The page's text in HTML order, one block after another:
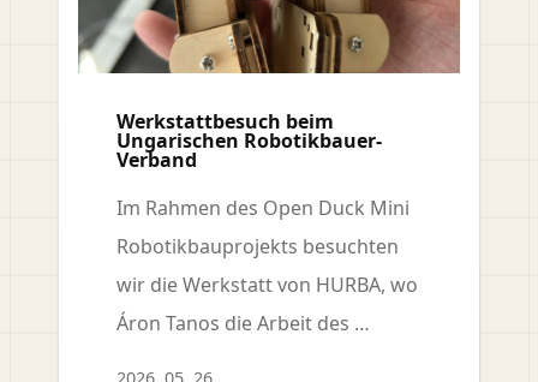
Werkstattbesuch beim
Ungarischen Robotikbauer-
Verband
Im Rahmen des Open Duck Mini
Robotikbauprojekts besuchten
wir die Werkstatt von HURBA, wo
Áron Tanos die Arbeit des …
2026. 05. 26.